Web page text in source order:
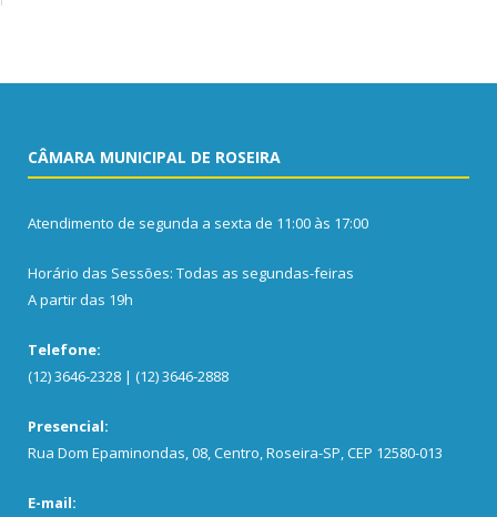
CÂMARA MUNICIPAL DE ROSEIRA
Atendimento de segunda a sexta de 11:00 às 17:00
Horário das Sessões: Todas as segundas-feiras
A partir das 19h
Telefone:
(12) 3646-2328 | (12) 3646-2888
Presencial:
Rua Dom Epaminondas, 08, Centro, Roseira-SP, CEP 12580-013
E-mail: